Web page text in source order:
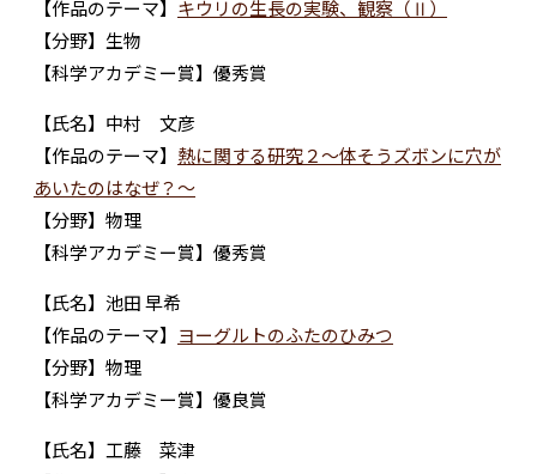
【作品のテーマ】 キウリの生長の実験、観察（Ⅱ）
【分野】生物
【科学アカデミー賞】優秀賞
【氏名】中村 文彦
【作品のテーマ】 熱に関する研究２～体そうズボンに穴が
あいたのはなぜ？～
【分野】物理
【科学アカデミー賞】優秀賞
【氏名】池田 早希
【作品のテーマ】 ヨーグルトのふたのひみつ
【分野】物理
【科学アカデミー賞】優良賞
【氏名】工藤 菜津